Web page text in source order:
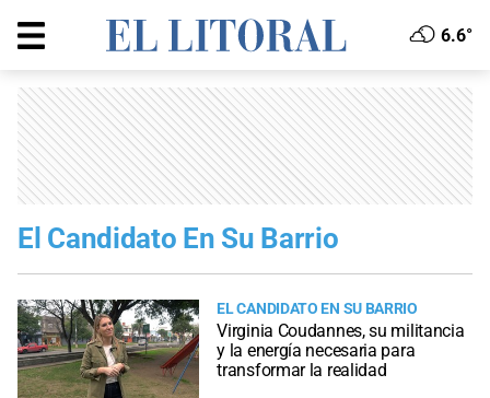
6.6°
El Candidato En Su Barrio
EL CANDIDATO EN SU BARRIO
Virginia Coudannes, su militancia
y la energía necesaria para
transformar la realidad